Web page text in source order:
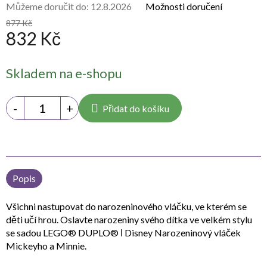
877 Kč
832 Kč
cena:
Skladem na e-shopu
Můžeme doručit do: 12.8.2026 Možnosti doručení
Přidat do košíku
Popis
Všichni nastupovat do narozeninového vláčku, ve kterém se
děti učí hrou. Oslavte narozeniny svého dítka ve velkém stylu
se sadou LEGO® DUPLO® ǀ Disney Narozeninový vláček
Mickeyho a Minnie.